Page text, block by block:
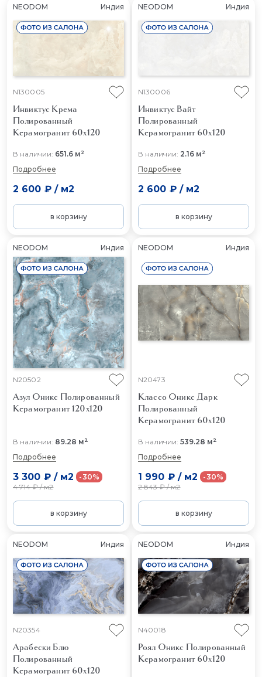
NEODOM Индия
N130005
Инвиктус Крема
Полированный
Керамогранит 60x120
В наличии: 651.6 м2
Подробнее
2 600 ₽/ м2
в корзину
NEODOM Индия
N130006
Инвиктус Вайт
Полированный
Керамогранит 60x120
В наличии: 2.16 м2
Подробнее
2 600 ₽/ м2
в корзину
NEODOM Индия
N20502
Азул Оникс Полированный
Керамогранит 120x120
В наличии: 89.28 м2
Подробнее
3 300 ₽/ м2
4 714 ₽/м2
-30%
в корзину
NEODOM Индия
N20473
Классо Оникс Дарк
Полированный
Керамогранит 60x120
В наличии: 539.28 м2
Подробнее
1 990 ₽/ м2
2 843 ₽/м2
-30%
в корзину
NEODOM Индия
N20354
Арабески Блю
Полированный
Керамогранит 60x120
NEODOM Индия
N40018
Роял Оникс Полированный
Керамогранит 60x120